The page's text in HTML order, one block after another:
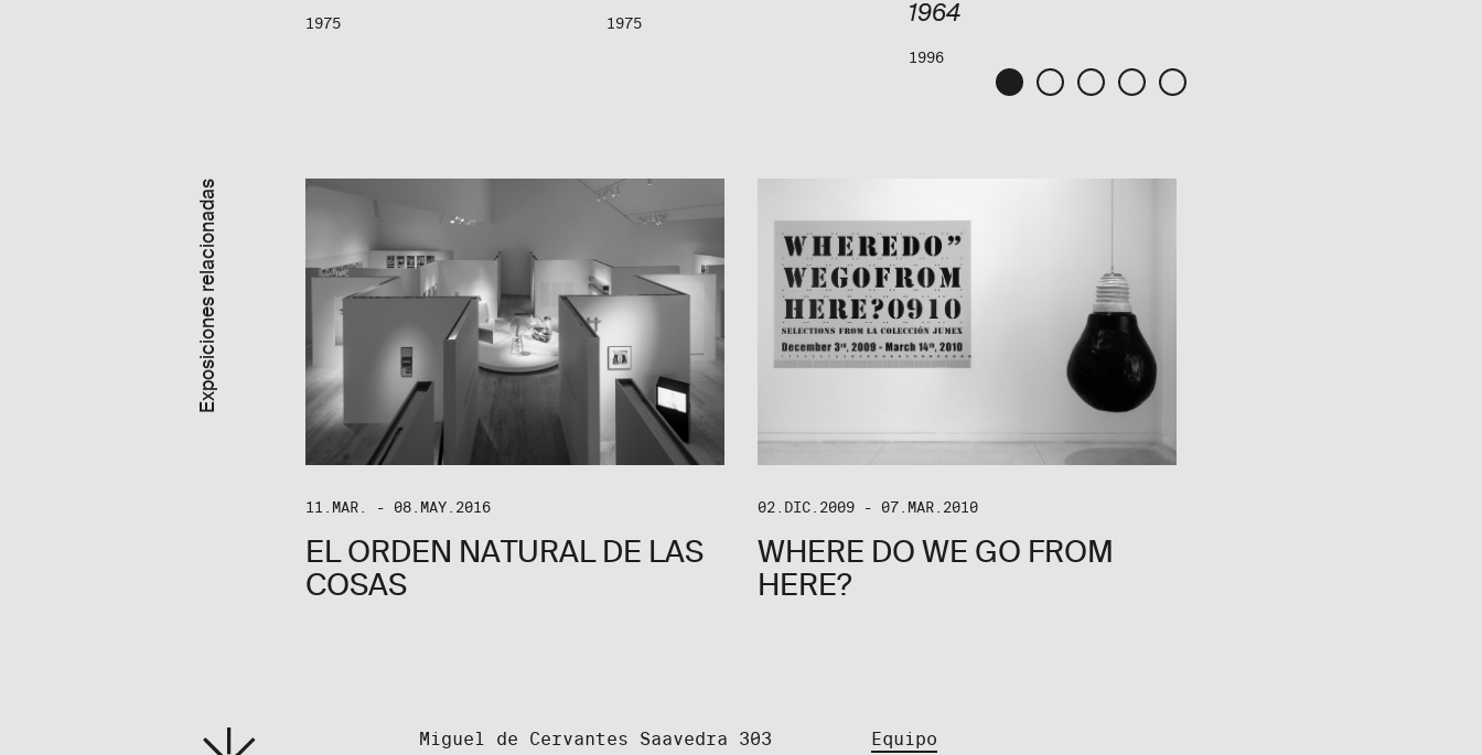
1975 1975
1964
1996
Exposiciones relacionadas
11.MAR. - 08.MAY.2016
EL ORDEN NATURAL DE LAS
COSAS
02.DIC.2009 - 07.MAR.2010
WHERE DO WE GO FROM
HERE?
Miguel de Cervantes Saavedra 303
Equipo